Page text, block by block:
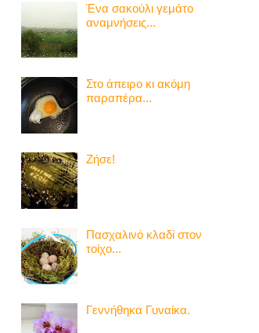
Ένα σακούλι γεμάτο
αναμνήσεις...
Στο άπειρο κι ακόμη
παραπέρα...
Ζήσε!
Πασχαλινό κλαδί στον
τοίχο...
Γεννήθηκα Γυναίκα.